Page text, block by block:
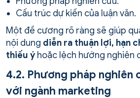
Cấu trúc dự kiến của luận văn.
Một đề cương rõ ràng sẽ giúp
nội dung diễn ra thuận lợi, hạn
thiếu ý hoặc lệch hướng nghiên
4.2. Phương pháp nghiên
với ngành marketing